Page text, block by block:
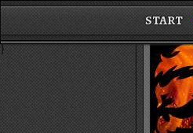
START
}